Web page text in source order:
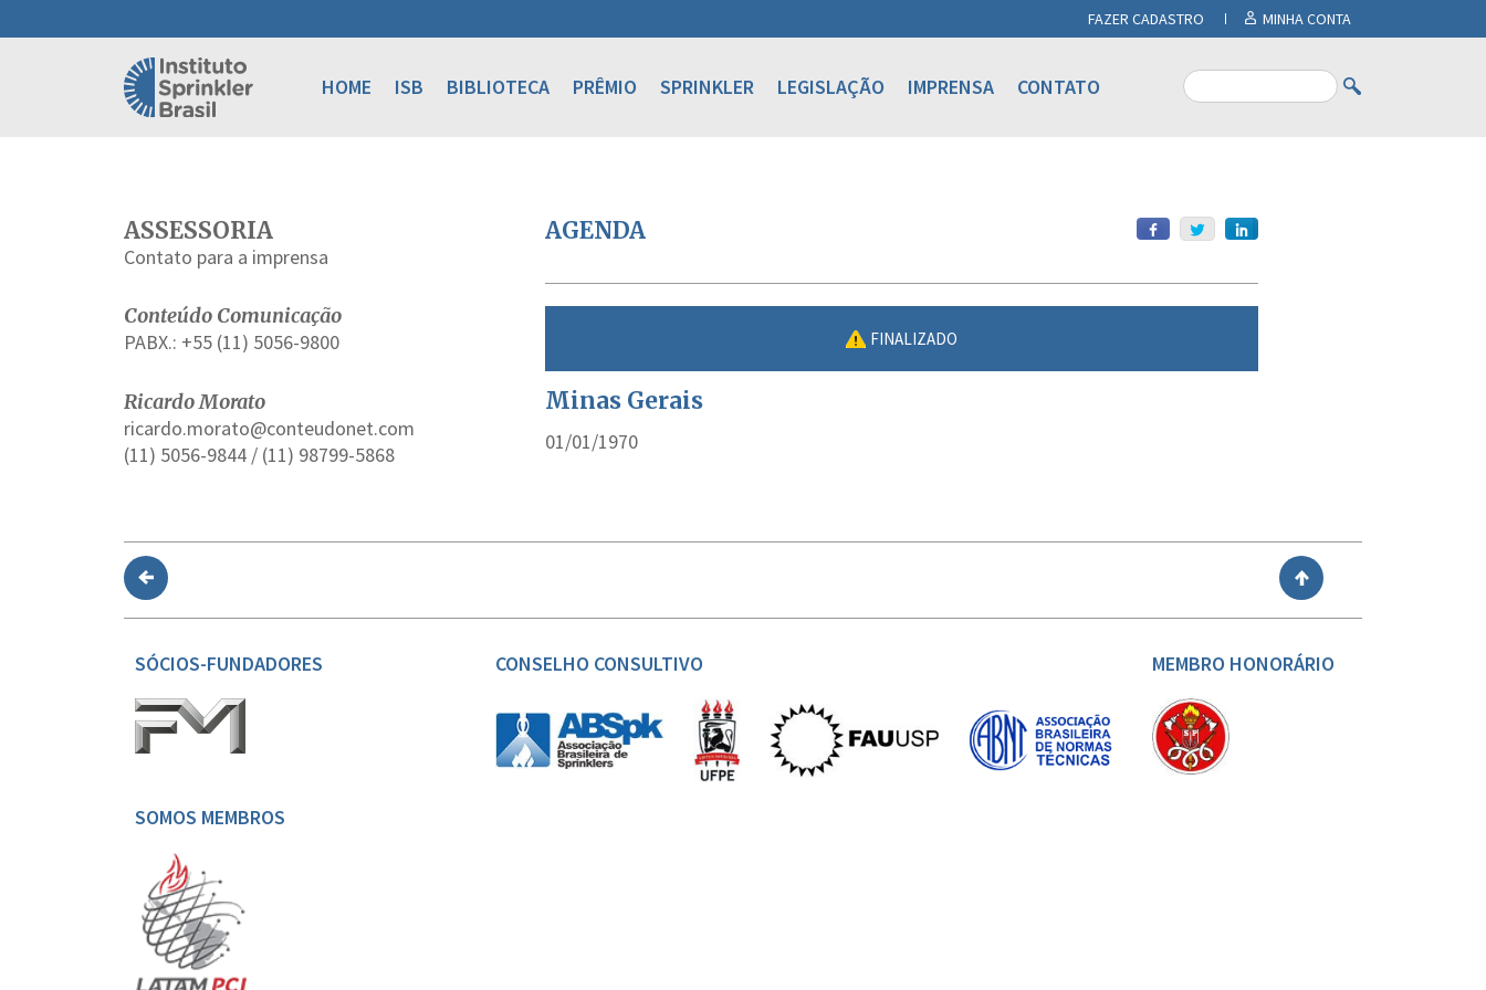
FAZER CADASTRO MINHA CONTA
HOME ISB BIBLIOTECA PRÊMIO SPRINKLER LEGISLAÇÃO IMPRENSA CONTATO
ASSESSORIA
Contato para a imprensa
Conteúdo Comunicação
PABX.: +55 (11) 5056-9800
Ricardo Morato
ricardo.morato@conteudonet.com
(11) 5056-9844 / (11) 98799-5868
AGENDA
FINALIZADO
Minas Gerais
01/01/1970
SÓCIOS-FUNDADORES CONSELHO CONSULTIVO MEMBRO HONORÁRIO
SOMOS MEMBROS